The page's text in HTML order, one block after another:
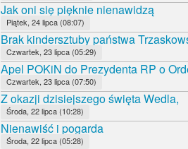
Jak oni się pięknie nienawidzą
Piątek, 24 lipca (08:07)
Brak kindersztuby państwa
Czwartek, 23 lipca (05:29)
Apel POKiN do Prezydenta RP o
Czwartek, 23 lipca (07:50)
Z okazji dzisiejszego święta Wedla,
Środa, 22 lipca (10:28)
Nienawiść i pogarda
Środa, 22 lipca (05:28)